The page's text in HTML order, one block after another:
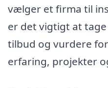
vælger et firma til
er det vigtigt at
tilbud og vurdere
erfaring, projekter